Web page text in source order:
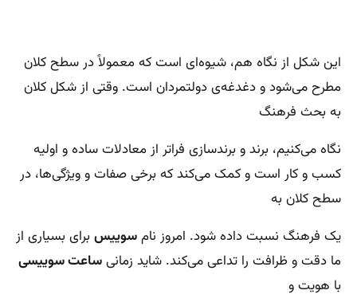
این شکل از نگاه هم، شیوه‌ای است که معمولاً در سطح کلان
مطرح می‌شود و دغدغه‌ی دولتمردان است. وقتی از شکل کلان
به بحث فرهنگ
نگاه می‌کنیم،‌ برند و برندسازی فراتر از معادلات ساده و اولیه
کسب و کار است و کمک می‌کند که برخی صفات و ویژگی‌ها، در
سطح کلان به
یک فرهنگ نسبت داده شود. امروز نامسوییسبرای بسیاری از
ما دقت و ظرافت را تداعی می‌کند. شاید زمانیساعت سوییسی
با هویت و